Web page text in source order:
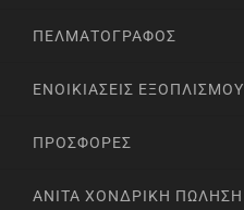
ΠΕΛΜΑΤΟΓΡΆΦΟΣ
ΕΝΟΙΚΙΆΣΕΙΣ ΕΞΟΠΛΙΣΜΟΎ
ΠΡΟΣΦΟΡΈΣ
ANITA ΧΟΝΔΡΙΚΉ ΠΏΛΗΣΗ